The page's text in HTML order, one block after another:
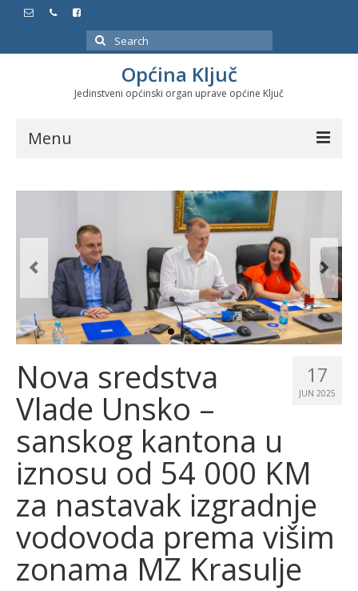
Search
for:
Općina Ključ
Jedinstveni općinski organ uprave općine Ključ
Menu
Javne nabavke
Značajni datumi i manifestacije
Program energetske efikasnosti u stambenom
sektoru
17
JUN 2025
Nova sredstva
Vlade Unsko –
sanskog kantona u
iznosu od 54 000 KM
za nastavak izgradnje
vodovoda prema višim
zonama MZ Krasulje